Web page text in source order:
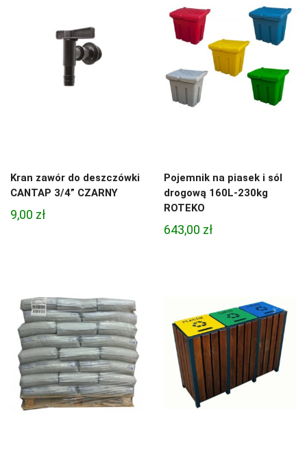
Kran zawór do deszczówki
CANTAP 3/4” CZARNY
9,00 zł
Pojemnik na piasek i sól
drogową 160L-230kg
ROTEKO
643,00 zł